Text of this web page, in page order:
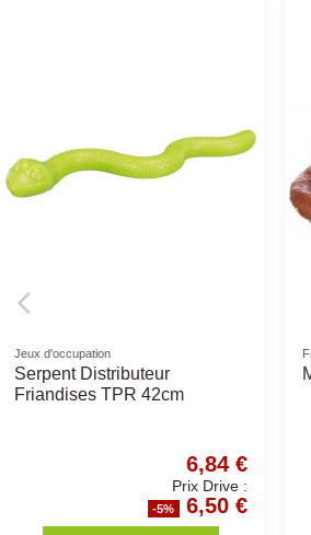
Croquettes OPTI LIFE chien
Mini Senior - Opti-Life -
Croquettes chiens seniors
34,73 €
Prix Drive :
-5% 32,99 €